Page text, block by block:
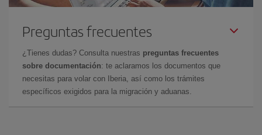
Preguntas frecuentes
¿Tienes dudas? Consulta nuestras preguntas frecuentes
sobre documentación: te aclaramos los documentos que
necesitas para volar con Iberia, así como los trámites
específicos exigidos para la migración y aduanas.